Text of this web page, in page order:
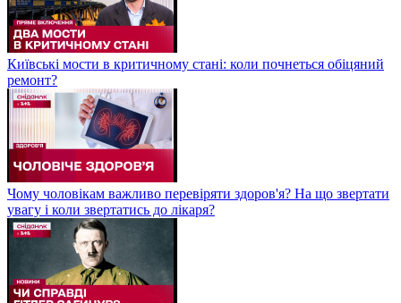
Київські мости в критичному стані: коли почнеться обіцяний
ремонт?
Чому чоловікам важливо перевіряти здоров'я? На що звертати
увагу і коли звертатись до лікаря?